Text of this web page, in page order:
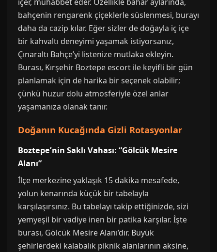
bahçenin rengarenk çiçeklerle süslenmesi, burayı
daha da cazip kılar. Eğer sizler de doğayla iç içe
bir kahvaltı deneyimi yaşamak istiyorsanız,
Çınaraltı Bahçe’yi listenize mutlaka ekleyin.
Burası, Kırşehir Boztepe escort ile keyifli bir gün
planlamak için de harika bir seçenek olabilir;
çünkü huzur dolu atmosferiyle özel anlar
yaşamanıza olanak tanır.
Doğanın Kucağında Gizli Rotasyonlar
Boztepe’nin Saklı Vahası: “Gölcük Mesire
Alanı”
İlçe merkezine yaklaşık 15 dakika mesafede,
yolun kenarında küçük bir tabelayla
karşılaşırsınız. Bu tabelayı takip ettiğinizde, sizi
yemyeşil bir vadiye inen bir patika karşılar. İşte
burası, Gölcük Mesire Alanı’dır. Büyük
şehirlerdeki kalabalık piknik alanlarının aksine,